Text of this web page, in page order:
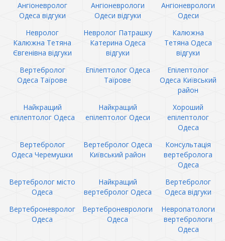
Ангіоневролог
Одеса відгуки
Ангіоневрологи
Одеси відгуки
Ангіоневрологи
Одеси
Невролог
Калюжна Тетяна
Євгенівна відгуки
Невролог Патрашку
Катерина Одеса
відгуки
Калюжна
Тетяна Одеса
відгуки
Вертебролог
Одеса Таїрове
Епілептолог Одеса
Таїрове
Епілептолог
Одеса Київський
район
Найкращий
епілептолог Одеса
Найкращий
епілептолог Одеси
Хороший
епілептолог
Одеса
Вертебролог
Одеса Черемушки
Вертебролог Одеса
Київський район
Консультація
вертебролога
Одеса
Вертебролог місто
Одеса
Найкращий
вертебролог Одеса
Вертебролог
Одеса відгуки
Вертеброневролог
Одеса
Вертеброневрологи
Одеса
Невропатологи
вертебрологи
Одеса